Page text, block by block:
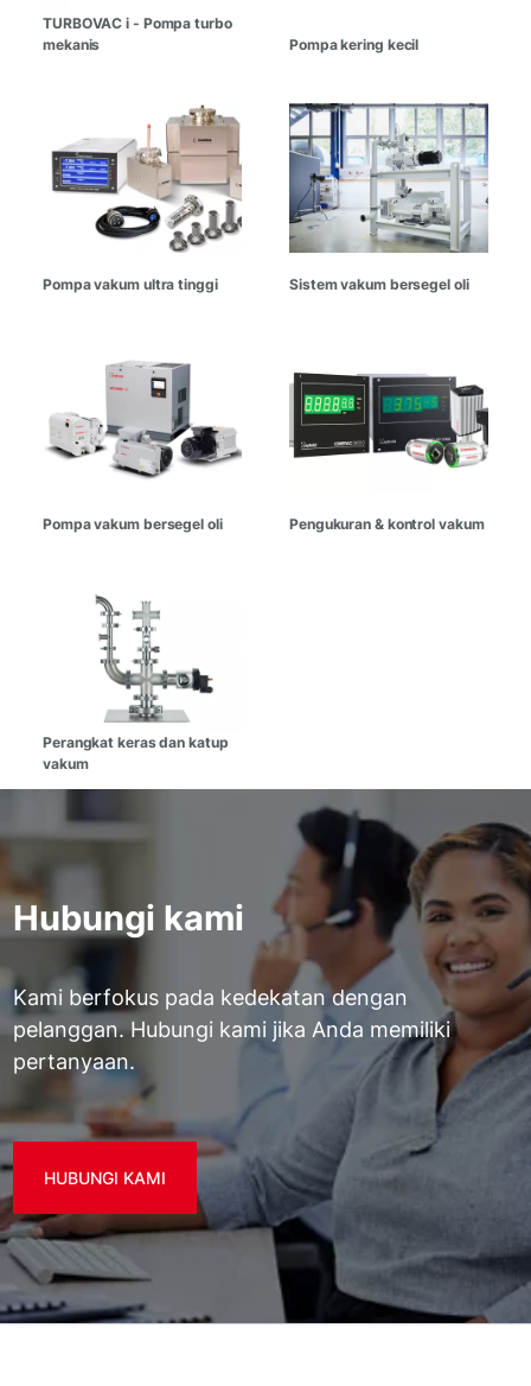
TURBOVAC i - Pompa turbo
mekanis
Pompa kering kecil
Pompa vakum ultra tinggi Sistem vakum bersegel oli
Pompa vakum bersegel oli Pengukuran & kontrol vakum
Perangkat keras dan katup
vakum
Hubungi kami
Kami berfokus pada kedekatan dengan
pelanggan. Hubungi kami jika Anda memiliki
pertanyaan.
HUBUNGI KAMI